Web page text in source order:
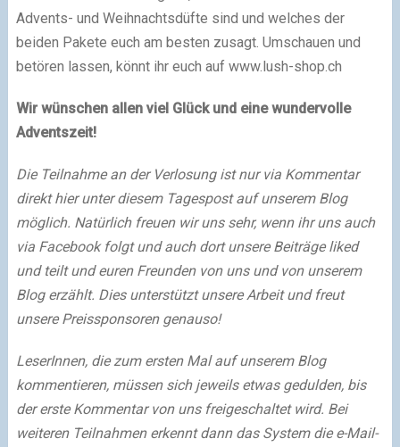
Advents- und Weihnachtsdüfte sind und welches der
beiden Pakete euch am besten zusagt. Umschauen und
betören lassen, könnt ihr euch auf www.lush-shop.ch
Wir wünschen allen viel Glück und eine wundervolle
Adventszeit!
Die Teilnahme an der Verlosung ist nur via Kommentar
direkt hier unter diesem Tagespost auf unserem Blog
möglich. Natürlich freuen wir uns sehr, wenn ihr uns auch
via Facebook folgt und auch dort unsere Beiträge liked
und teilt und euren Freunden von uns und von unserem
Blog erzählt. Dies unterstützt unsere Arbeit und freut
unsere Preissponsoren genauso!
LeserInnen, die zum ersten Mal auf unserem Blog
kommentieren, müssen sich jeweils etwas gedulden, bis
der erste Kommentar von uns freigeschaltet wird. Bei
weiteren Teilnahmen erkennt dann das System die e-Mail-